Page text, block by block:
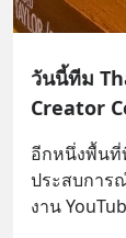
วันนี้ทีม
Creator
อีกหนึ่งพื้นที่
ประสบการ
งาน